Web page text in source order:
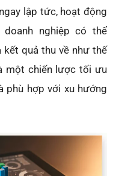
lập tức, hoạt động
doanh nghiệp có thể
quả thu về như thế
một chiến lược tối ưu
phù hợp với xu hướng